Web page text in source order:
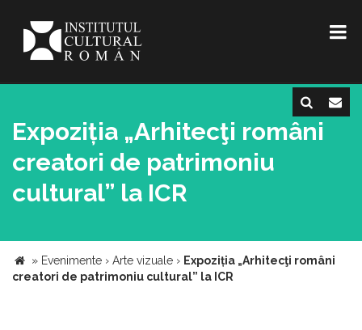
Expoziția „Arhitecţi români
creatori de patrimoniu
cultural” la ICR
» Evenimente › Arte vizuale › Expoziția „Arhitecţi români
creatori de patrimoniu cultural” la ICR